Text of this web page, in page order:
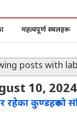
महत्वपूर्ण स्थलहरू
posts with
10, 2024
रहेका कुण्डहरूको